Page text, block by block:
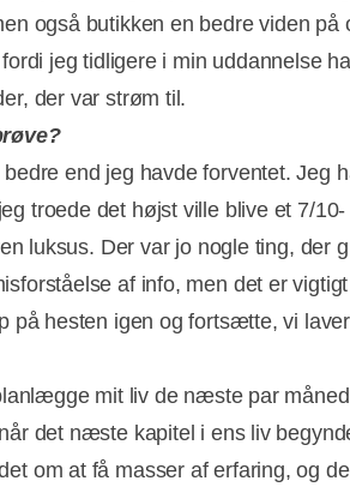
også butikken en bedre viden på
jeg tidligere i min uddannelse
der var strøm til.
end jeg havde forventet. Jeg
troede det højst ville blive et 7/
luksus. Der var jo nogle ting, der
af info, men det er
på hesten igen og fortsætte, vi
mit liv de næste par
det næste kapitel i ens liv
om at få masser af erfaring, og